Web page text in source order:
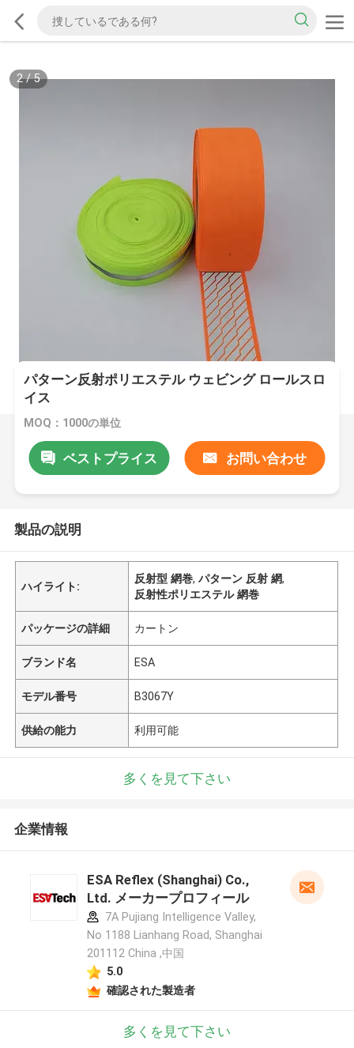
2/5
パターン反射ポリエステル ウェビング ロールスロ
イス
MOQ：1000の単位
ベストプライス お問い合わせ
製品の説明
ハイライト:
反射型 網巻,パターン 反射 網,
反射性ポリエステル 網巻
パッケージの詳細 カートン
ブランド名 ESA
モデル番号 B3067Y
供給の能力 利用可能
多くを見て下さい
企業情報
ESA Reflex (Shanghai) Co.,
Ltd. メーカープロフィール
7A Pujiang Intelligence Valley,
No 1188 Lianhang Road, Shanghai
201112 China ,中国
5.0
確認された製造者
多くを見て下さい